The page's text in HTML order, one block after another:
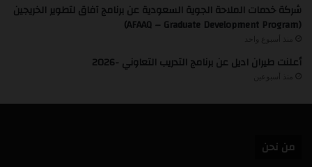
شركة خدمات الملاحة الجوية السعودية عن برنامج آفاق لتطوير الخريجين
(AFAAQ – Graduate Development Program)
أعلنت طيران اديل عن برنامج التدريب التعاوني -2026
من نحن